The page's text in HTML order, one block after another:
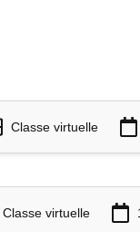
Classe virtuelle
Classe virtuelle